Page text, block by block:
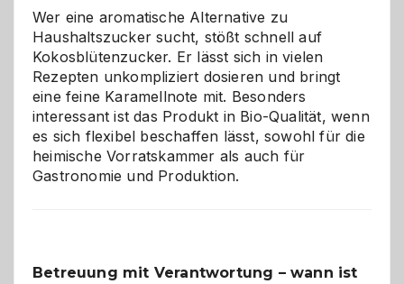
für
Hunde
im
eigenen
Zuhause
Wer eine aromatische Alternative zu
Haushaltszucker sucht, stößt schnell auf
Kokosblütenzucker. Er lässt sich in vielen
Rezepten unkompliziert dosieren und bringt
eine feine Karamellnote mit. Besonders
interessant ist das Produkt in Bio-Qualität, wenn
es sich flexibel beschaffen lässt, sowohl für die
heimische Vorratskammer als auch für
Gastronomie und Produktion.
Betreuung mit Verantwortung – wann ist